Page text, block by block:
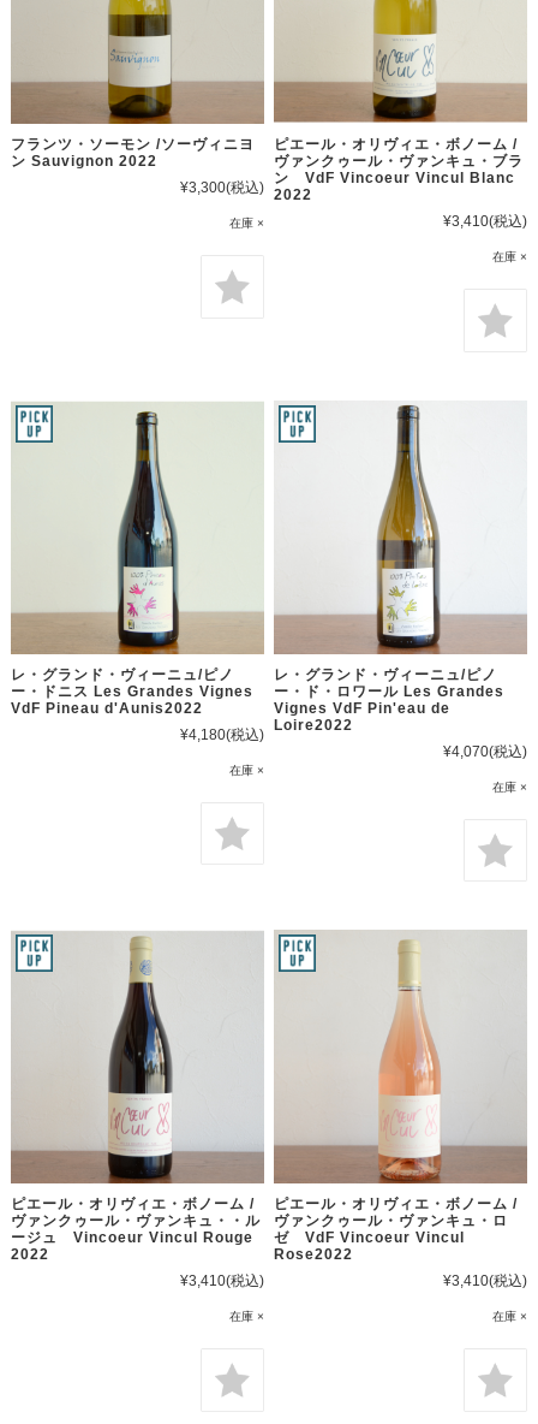
フランツ・ソーモン /ソーヴィニヨ
ン Sauvignon 2022
¥3,300(税込)
在庫 ×
ピエール・オリヴィエ・ボノーム /
ヴァンクゥール・ヴァンキュ・ブラ
ン VdF Vincoeur Vincul Blanc
2022
¥3,410(税込)
在庫 ×
レ・グランド・ヴィーニュ/ピノ
ー・ドニス Les Grandes Vignes
VdF Pineau d'Aunis2022
¥4,180(税込)
在庫 ×
レ・グランド・ヴィーニュ/ピノ
ー・ド・ロワール Les Grandes
Vignes VdF Pin'eau de
Loire2022
¥4,070(税込)
在庫 ×
ピエール・オリヴィエ・ボノーム /
ヴァンクゥール・ヴァンキュ・・ル
ージュ Vincoeur Vincul Rouge
2022
¥3,410(税込)
在庫 ×
ピエール・オリヴィエ・ボノーム /
ヴァンクゥール・ヴァンキュ・ロ
ゼ VdF Vincoeur Vincul
Rose2022
¥3,410(税込)
在庫 ×